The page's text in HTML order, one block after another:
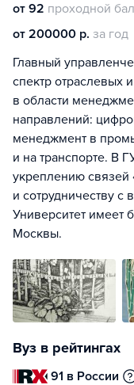
от 92 проходной
от 200000 р. за год
Главный
спектр отраслевых
в области
направлений:
менеджмент в
и на транспорте. В
укреплению связей
и сотрудничеству
Университет имеет
Москвы.
Вуз в рейтингах
91 в России